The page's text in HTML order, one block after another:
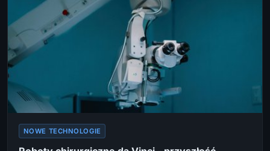
NOWE TECHNOLOGIE